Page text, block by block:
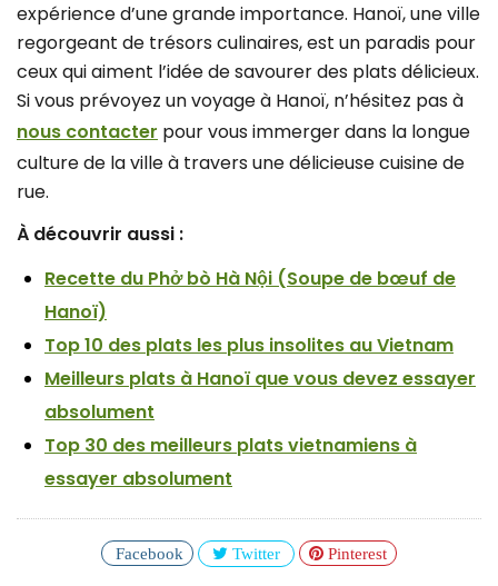
expérience d’une grande importance. Hanoï, une ville
regorgeant de trésors culinaires, est un paradis pour
ceux qui aiment l’idée de savourer des plats délicieux.
Si vous prévoyez un voyage à Hanoï, n’hésitez pas à
nous contacter pour vous immerger dans la longue
culture de la ville à travers une délicieuse cuisine de
rue.
À découvrir aussi :
Recette du Phở bò Hà Nội (Soupe de bœuf de
Hanoï)
Top 10 des plats les plus insolites au Vietnam
Meilleurs plats à Hanoï que vous devez essayer
absolument
Top 30 des meilleurs plats vietnamiens à
essayer absolument
Facebook Twitter Pinterest